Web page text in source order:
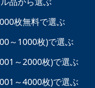
枚無料で選ぶ
～1000枚)で選ぶ
～2000枚)で選ぶ
～4000枚)で選ぶ